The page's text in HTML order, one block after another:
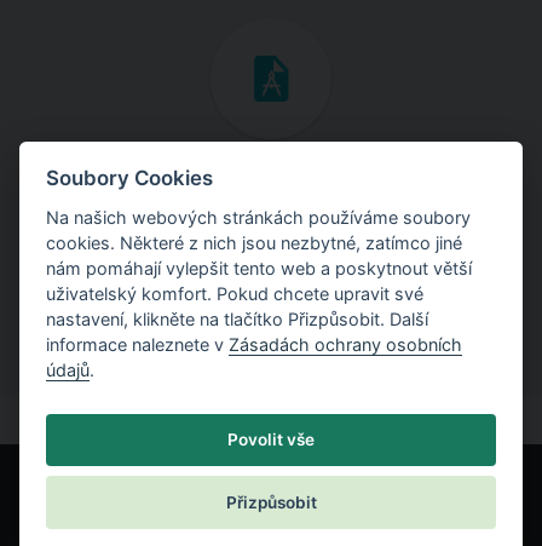
Inženýrské manuály
Stáhněte si manuály s teoretickými i praktickými ukázkami
použití programů.
Soubory Cookies
Na našich webových stránkách používáme soubory
cookies. Některé z nich jsou nezbytné, zatímco jiné
nám pomáhají vylepšit tento web a poskytnout větší
uživatelský komfort. Pokud chcete upravit své
nastavení, klikněte na tlačítko Přizpůsobit. Další
informace naleznete v Zásadách ochrany osobních
údajů.
Povolit vše
Přizpůsobit